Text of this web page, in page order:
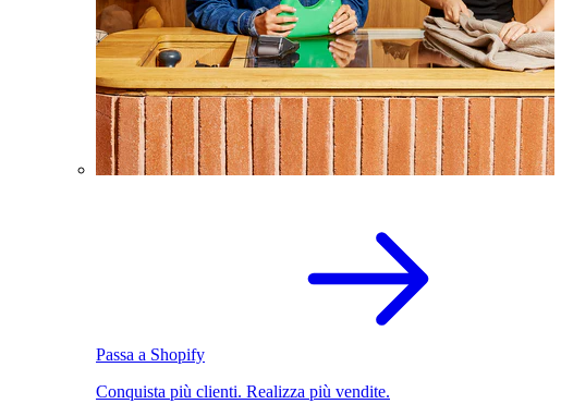
Passa a Shopify
Conquista più clienti. Realizza più vendite.